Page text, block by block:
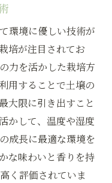
環境に優しい技術が
培が注目されてお
力を活かした栽培方
用することで土壌の
大限に引き出すこと
かして、温度や湿度
成長に最適な環境を
な味わいと香りを持
く評価されていま